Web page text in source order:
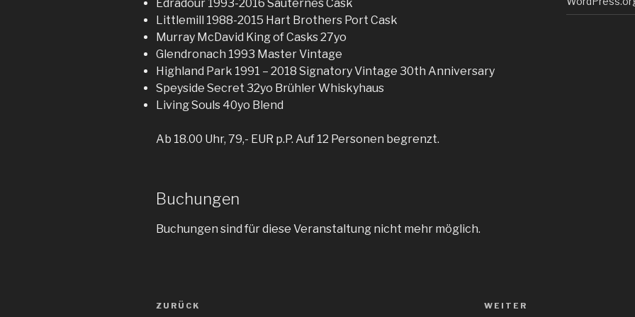
Edradour 1993-2016 Sauternes Cask
Littlemill 1988-2015 Hart Brothers Port Cask
Murray McDavid King of Casks 27yo
Glendronach 1993 Master Vintage
Highland Park 1991 – 2018 Signatory Vintage 30th Anniversary
Speyside Secret 32yo Brühler Whiskyhaus
Living Souls 40yo Blend
Ab 18.00 Uhr, 79,- EUR p.P. Auf 12 Personen begrenzt.
Buchungen
Buchungen sind für diese Veranstaltung nicht mehr möglich.
Beitragsnavigation
Vorheriger
ZURÜCK WEITER